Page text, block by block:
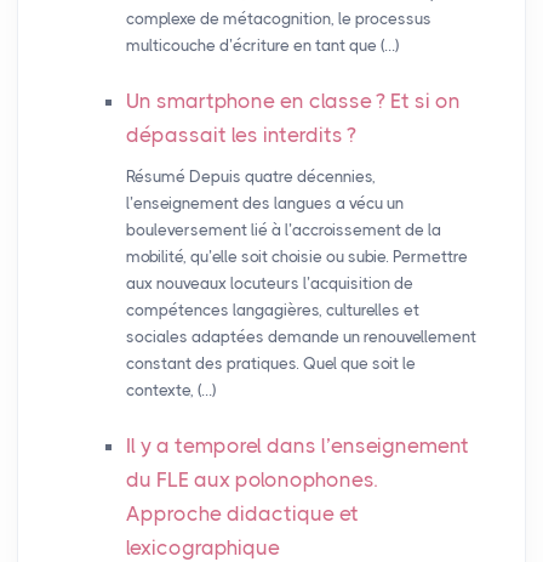
complexe de métacognition, le processus
multicouche d’écriture en tant que (…)
Un smartphone en classe? Et si on
dépassait les interdits ?
Résumé Depuis quatre décennies,
l’enseignement des langues a vécu un
bouleversement lié à l’accroissement de la
mobilité, qu’elle soit choisie ou subie. Permettre
aux nouveaux locuteurs l’acquisition de
compétences langagières, culturelles et
sociales adaptées demande un renouvellement
constant des pratiques. Quel que soit le
contexte, (…)
Il y a temporel dans l’enseignement
du FLE aux polonophones.
Approche didactique et
lexicographique